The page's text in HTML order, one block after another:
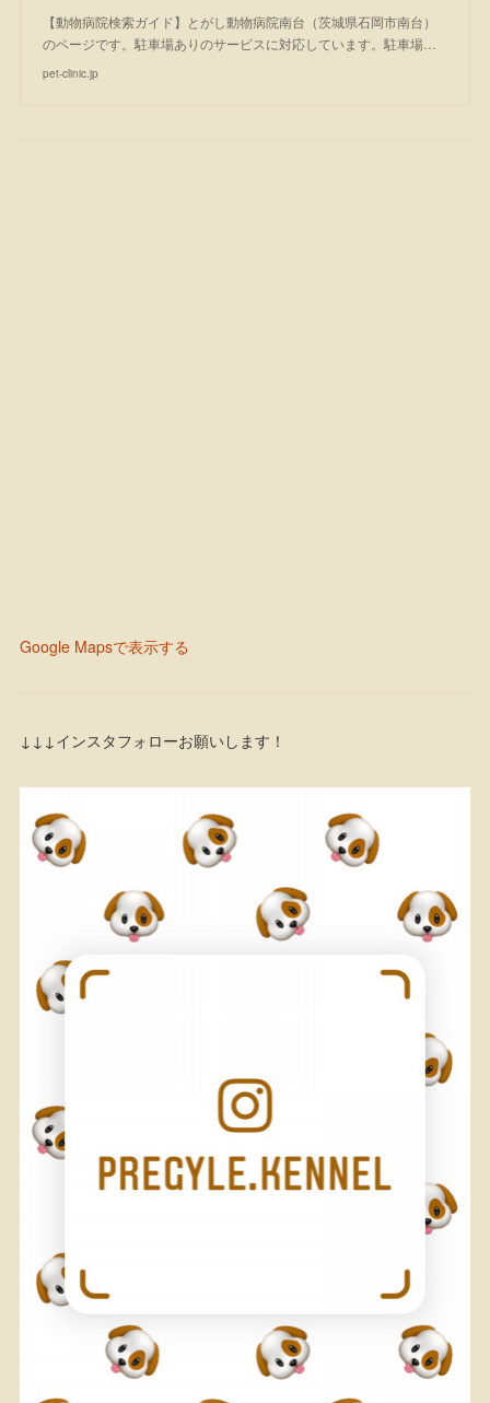
【動物病院検索ガイド】とがし動物病院南台（茨城県石岡市南台）
のページです。駐車場ありのサービスに対応しています。駐車場…
pet-clinic.jp
Google Mapsで表示する
↓↓↓インスタフォローお願いします！